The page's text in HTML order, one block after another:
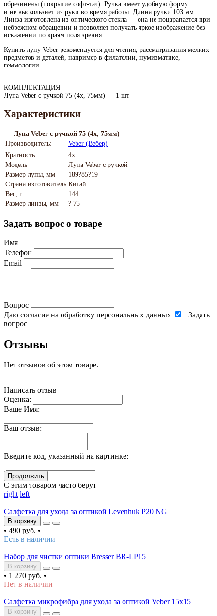
обрезинены (покрытие софт-тач). Ручка имеет удобную форму
и не выскользнет из руки во время работы. Длина ручки 103 мм.
Линза изготовлена из оптического стекла — она не поцарапается при
небрежном обращении и позволяет получать яркое изображение без
искажений по краям поля зрения.
Купить лупу Veber рекомендуется для чтения, рассматривания мелких
предметов и деталей, например в филателии, нумизматике,
геммологии.
КОМПЛЕКТАЦИЯ
Лупа Veber с ручкой 75 (4х, 75мм) — 1 шт
Характеристики
Лупа Veber с ручкой 75 (4х, 75мм)
Производитель:
Veber (Вебер)
Кратность
4х
Модель
Лупа Veber с ручкой
Размер лупы, мм
189?85?19
Страна изготовитель Китай
Вес, г
144
Размер линзы, мм
? 75
Задать вопрос о товаре
Имя
Телефон
Email
Вопрос
Даю согласие на обработку персональных данных
Задать
вопрос
Отзывы
Нет отзывов об этом товаре.
Написать отзыв
Оценка:
Ваше Имя:
Ваш отзыв:
Введите код, указанный на картинке:
Продолжить
С этим товаром часто берут
right left
Салфетка для ухода за оптикой Levenhuk P20 NG
В корзину
• 490 руб. •
Есть в наличии
Набор для чистки оптики Bresser BR-LP15
В корзину
• 1 270 руб. •
Нет в наличии
Салфетка микрофибра для ухода за оптикой Veber 15x15
В корзину